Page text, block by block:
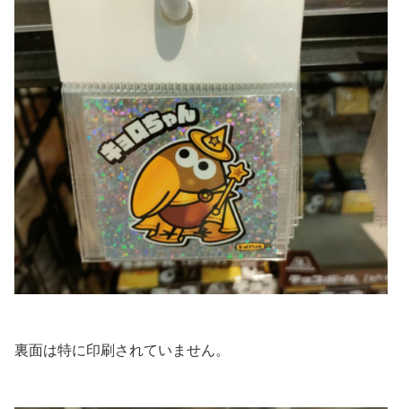
裏面は特に印刷されていません。